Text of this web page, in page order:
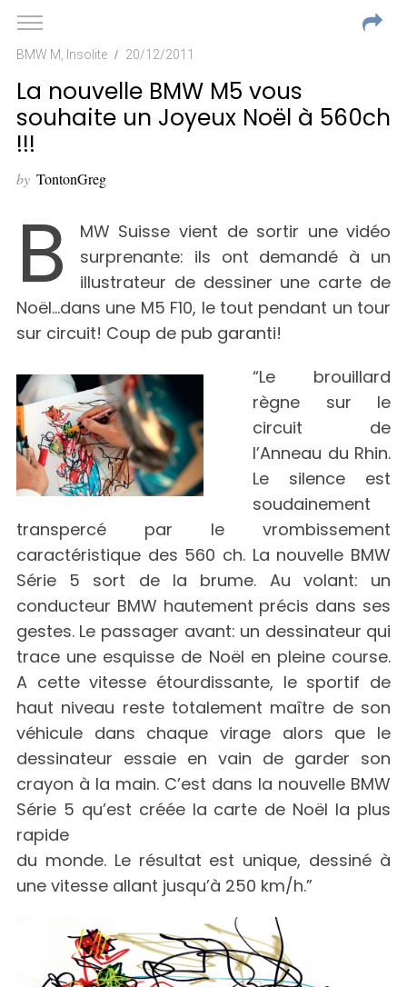
BMW M Insolite 20/12/2011
La nouvelle BMW M5 vous
souhaite un Joyeux Noël à 560ch
!!!
by TontonGreg
B
MW Suisse vient de sortir une vidéo
surprenante: ils ont demandé à un
illustrateur de dessiner une carte de
Noël…dans une M5 F10, le tout pendant un tour
sur circuit! Coup de pub garanti!
“Le brouillard
règne sur le
circuit de
l’Anneau du Rhin.
Le silence est
soudainement
transpercé par le vrombissement
caractéristique des 560 ch. La nouvelle BMW
Série 5 sort de la brume. Au volant: un
conducteur BMW hautement précis dans ses
gestes. Le passager avant: un dessinateur qui
trace une esquisse de Noël en pleine course.
A cette vitesse étourdissante, le sportif de
haut niveau reste totalement maître de son
véhicule dans chaque virage alors que le
dessinateur essaie en vain de garder son
crayon à la main. C’est dans la nouvelle BMW
Série 5 qu’est créée la carte de Noël la plus
rapide
du monde. Le résultat est unique, dessiné à
une vitesse allant jusqu’à 250 km/h.”